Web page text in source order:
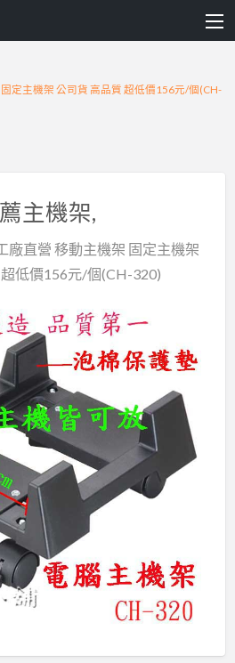
定主機架 公司貨 高品質 超低價156元/個(CH-
主機架,
廠直營 移動主機架 固定主機架
低價156元/個(CH-320)